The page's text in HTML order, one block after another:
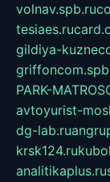
volnav.spb.ru
tesiaes.ru
gildiya-
PARK-
avtoyurist-
dg-lab.ru
krsk124.ru
analitikaplus.ru